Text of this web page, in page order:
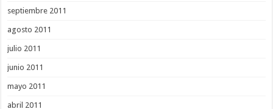
septiembre 2011
agosto 2011
julio 2011
junio 2011
mayo 2011
abril 2011